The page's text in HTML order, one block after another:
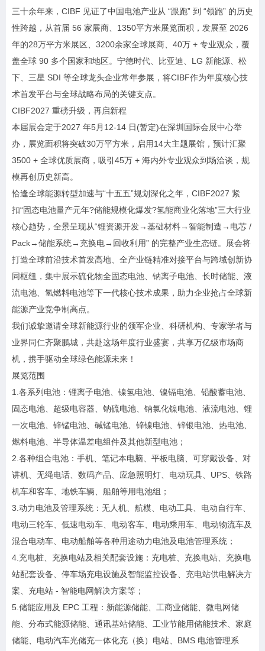
三十余年来，CIBF 见证了中国电池产业从 “跟跑” 到 “领跑” 的历史
性跨越，从首届 56 家展商、1350平方米展览面积，发展至 2026
年的28万平方米展区、3200余家全球展商、40万 + 专业观众，覆
盖全球 90 多个国家和地区。宁德时代、比亚迪、LG 新能源、松
下、三星 SDI 等全球龙头企业常年参展，将CIBF作为年度核心技
术首发平台与全球战略布局的关键支点。
CIBF2027 重磅升级，再启新程
本届展会定于2027 年5月12-14 日(暂定)在深圳国际会展中心举
办，展览面积将突破30万平方米，启用14大主题展馆，预计汇聚
3500 + 全球优质展商，吸引45万 + 海内外专业观众到场洽谈，规
模再创历史新高。
恰逢全球能源转型加速与“十五五”规划深化之年，CIBF2027 紧
扣“固态电池量产元年?储能规模化爆发?氢能商业化落地”三大行业
核心趋势，全景呈现从“锂资源开发→基础材料→智能制造→电芯 /
Pack→储能系统→充换电→回收利用” 的完整产业生态链。展会将
打造全球前沿技术首发高地、全产业链精准对接平台与跨域创新协
同枢纽，集中展示硫化物全固态电池、钠离子电池、长时储能、液
流电池、氢燃料电池等下一代核心技术成果，助力企业抢占全球新
能源产业竞争制高点。
我们诚挚邀请全球新能源行业的领军企业、科研机构、专家学者与
业界同仁齐聚鹏城，共赴这场年度行业盛宴，共享万亿级市场商
机，携手驱动全球绿色能源未来！
展览范围
1.各系列电池：锂离子电池、镍氢电池、镍镉电池、铅酸蓄电池、
固态电池、超级电容器、钠硫电池、钠氯化镍电池、液流电池、锂
一次电池、锌锰电池、碱锰电池、锌镍电池、锌银电池、热电池、
燃料电池、半导体温差电组件及其他新型电池；
2.各种组合电池：手机、笔记本电脑、平板电脑、可穿戴设备、对
讲机、无绳电话、数码产品、应急照明灯、电动玩具、UPS、铁路
机车和客车、地铁车辆、船舶等用电池组；
3.动力电池及管理系统：无人机、航模、电动工具、电动自行车、
电动三轮车、低速电动车、电动客车、电动乘用车、电动物流车及
混合电动车、电动船舶等各种用途动力电池及电池管理系统；
4.充电桩、充换电站及相关配套设施：充电桩、充换电站、充换电
站配套设备、停车场充电设施及智能监控设备、充电站供电解决方
案、充电站 - 智能电网解决方案等；
5.储能应用及 EPC 工程：新能源储能、工商业储能、微电网储
能、分布式能源储能、通讯基站储能、工业节能用储能技术、家庭
储能、电动汽车光储充一体化充（换）电站、BMS 电池管理系